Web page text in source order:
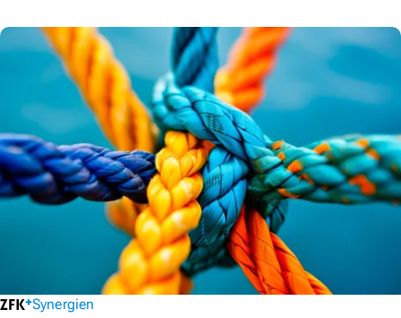
Synergien